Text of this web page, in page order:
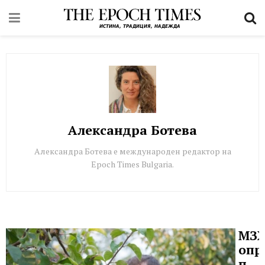
Александра Ботева
Александра Ботева е международен редактор на
Epoch Times Bulgaria.